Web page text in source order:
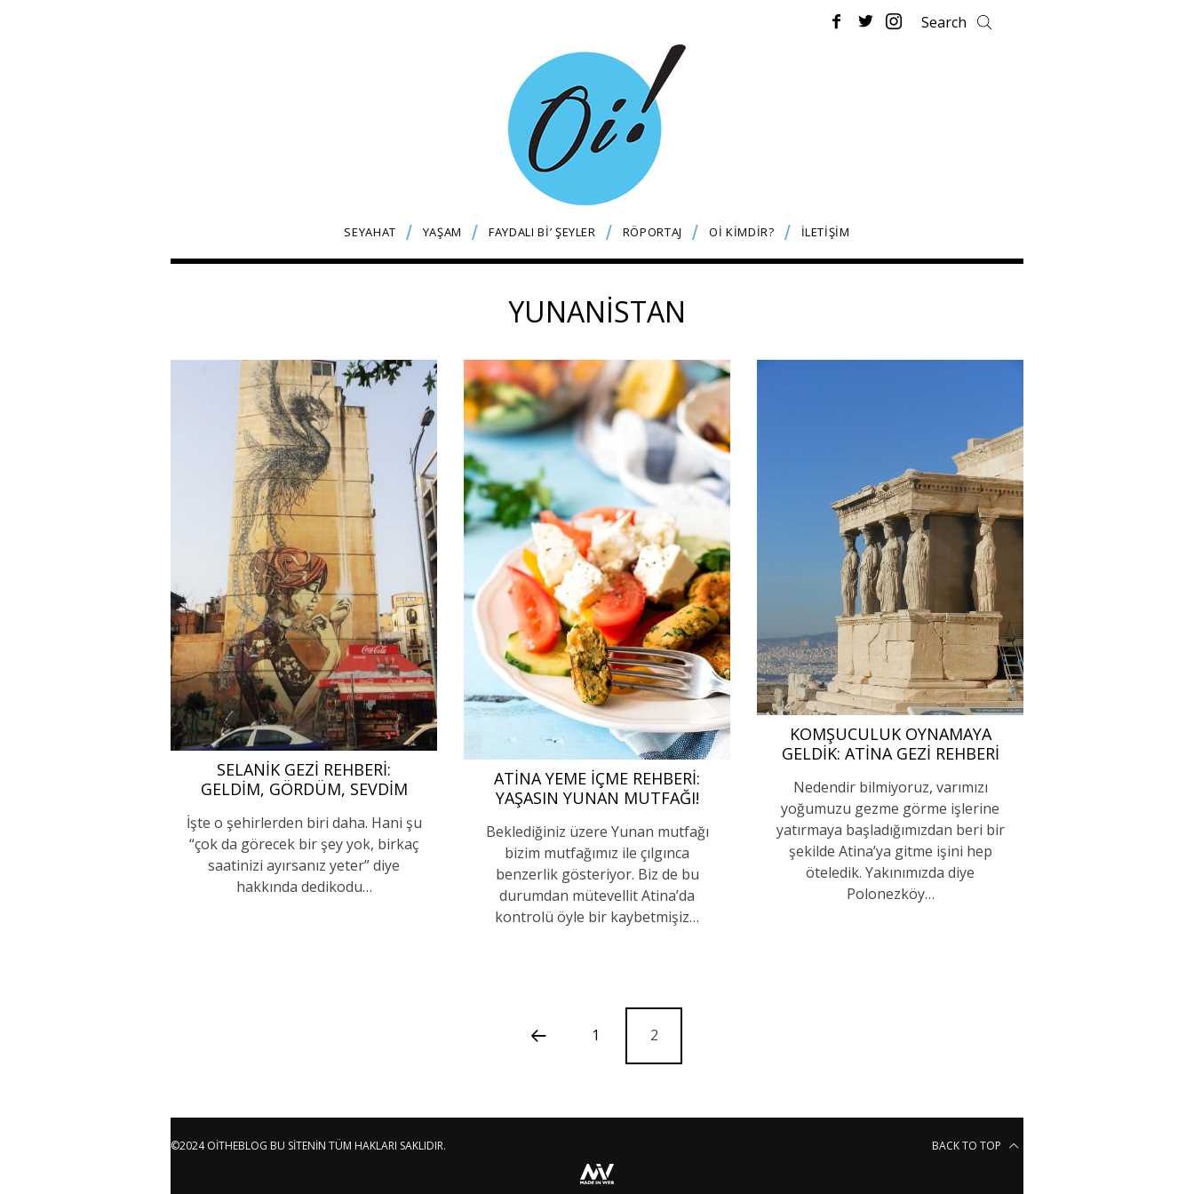
SEYAHAT YAŞAM FAYDALI Bİ’ ŞEYLER RÖPORTAJ Oİ KİMDİR? İLETİŞİM
YUNANİSTAN
SELANIK GEZI REHBERI:
GELDIM, GÖRDÜM, SEVDIM
İşte o şehirlerden biri daha. Hani şu
“çok da görecek bir şey yok, birkaç
saatinizi ayırsanız yeter” diye
hakkında dedikodu…
ATINA YEME İÇME REHBERI:
YAŞASIN YUNAN MUTFAĞI!
Beklediğiniz üzere Yunan mutfağı
bizim mutfağımız ile çılgınca
benzerlik gösteriyor. Biz de bu
durumdan mütevellit Atina’da
kontrolü öyle bir kaybetmişiz…
KOMŞUCULUK OYNAMAYA
GELDIK: ATINA GEZI REHBERI
Nedendir bilmiyoruz, varımızı
yoğumuzu gezme görme işlerine
yatırmaya başladığımızdan beri bir
şekilde Atina’ya gitme işini hep
öteledik. Yakınımızda diye
Polonezköy…
1 2
©2024 OITHEBLOG BU SITENIN TÜM HAKLARI SAKLIDIR. BACK TO TOP